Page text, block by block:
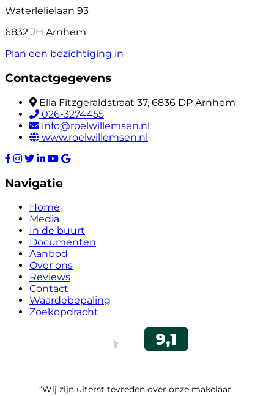
Waterlelielaan 93
6832 JH Arnhem
Plan een bezichtiging in
Contactgegevens
Ella Fitzgeraldstraat 37, 6836 DP Arnhem
026-3274455
info@roelwillemsen.nl
www.roelwillemsen.nl
Navigatie
Home
Media
In de buurt
Documenten
Aanbod
Over ons
Reviews
Contact
Waardebepaling
Zoekopdracht
“Wij zijn uiterst tevreden over onze makelaar.